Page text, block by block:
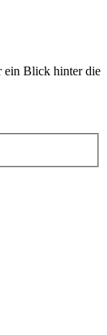
ein Blick hinter die